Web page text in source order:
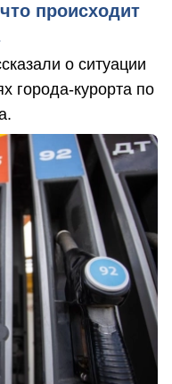
происходит
о ситуации
города-курорта по